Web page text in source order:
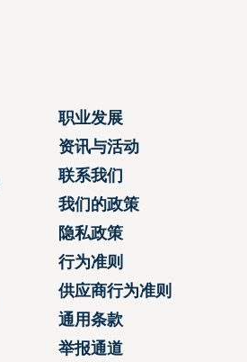
职业发展
资讯与活动
联系我们
我们的政策
隐私政策
行为准则
供应商行为准则
通用条款
举报通道